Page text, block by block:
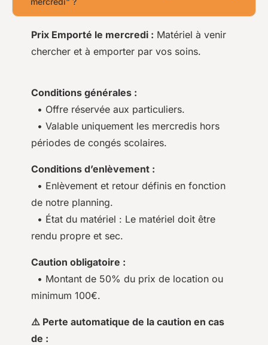
Prix Emporté le mercredi : Matériel à venir
chercher et à emporter par vos soins.
Conditions générales :
• Offre réservée aux particuliers.
• Valable uniquement les mercredis hors
périodes de congés scolaires.
Conditions d’enlèvement :
• Enlèvement et retour définis en fonction
de notre planning.
• État du matériel : Le matériel doit être
rendu propre et sec.
Caution obligatoire :
• Montant de 50% du prix de location ou
minimum 100€.
⚠️ Perte automatique de la caution en cas
de :